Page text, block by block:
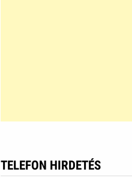
TELEFON HIRDETÉS